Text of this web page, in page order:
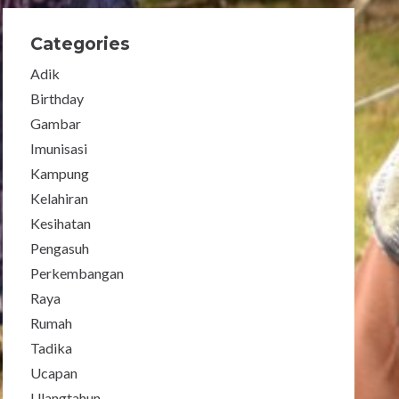
Categories
Adik
Birthday
Gambar
Imunisasi
Kampung
Kelahiran
Kesihatan
Pengasuh
Perkembangan
Raya
Rumah
Tadika
Ucapan